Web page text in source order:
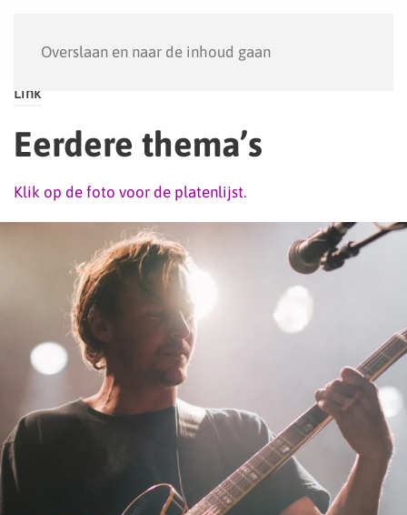
Overslaan en naar de inhoud gaan
Link
Eerdere thema’s
Klik op de foto voor de platenlijst.